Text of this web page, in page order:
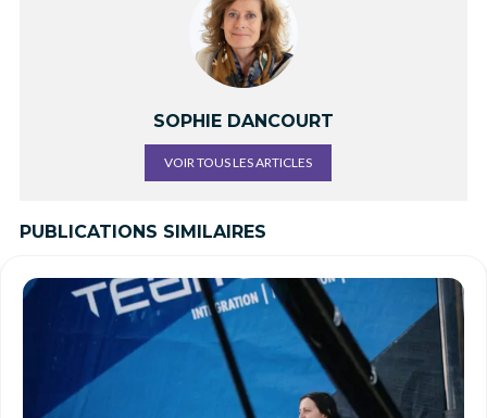
SOPHIE DANCOURT
VOIR TOUS LES ARTICLES
PUBLICATIONS SIMILAIRES